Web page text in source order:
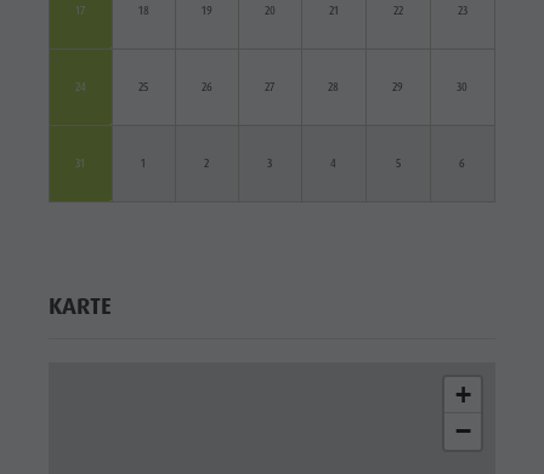
17 18 19 20 21 22 23
24 25 26 27 28 29 30
31 1 2 3 4 5 6
KARTE
+
−